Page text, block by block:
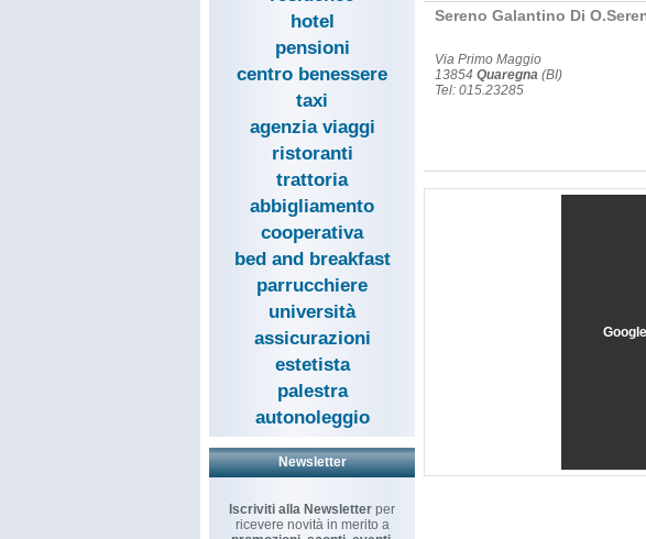
hotel
pensioni
centro benessere
taxi
agenzia viaggi
ristoranti
trattoria
abbigliamento
cooperativa
bed and breakfast
parrucchiere
università
assicurazioni
estetista
palestra
autonoleggio
Newsletter
Iscriviti alla Newsletter per
ricevere novità in merito a
Sereno Galantino Di
Via Primo Maggio
13854 Quaregna (BI)
Tel: 015.23285